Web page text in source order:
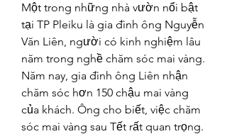
Một trong những nhà vườn nổi bật
tại TP Pleiku là gia đình ông Nguyễn
Văn Liên, người có kinh nghiệm lâu
năm trong nghề chăm sóc mai vàng.
Năm nay, gia đình ông Liên nhận
chăm sóc hơn 150 chậu mai vàng
của khách. Ông cho biết, việc chăm
sóc mai vàng sau Tết rất quan trọng.